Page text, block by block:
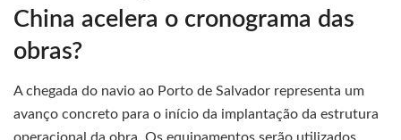
China acelera o cronograma das
obras?
A chegada do navio ao Porto de Salvador representa um
avanço concreto para o início da implantação da estrutura